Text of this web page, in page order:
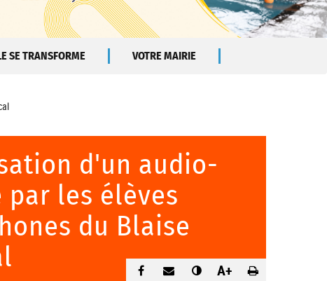
SE TRANSFORME VOTRE MAIRIE
d'un audio-
par les élèves
du Blaise
A+